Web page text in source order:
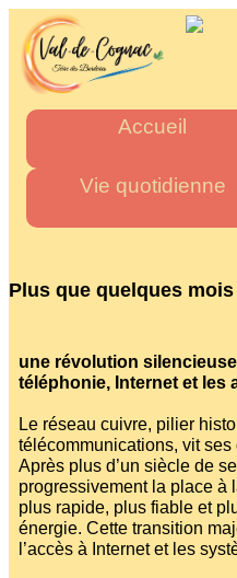
Accueil
Mairie
Vie quotidienne
Commerces de
Transports
Tous les numéros
Plus que quelques
une révolution
téléphonie, Internet et les
Le réseau cuivre, pilier
télécommunications, vit
Après plus d’un siècle de
progressivement la place à
plus rapide, plus fiable et
énergie. Cette transition
l’accès à Internet et les